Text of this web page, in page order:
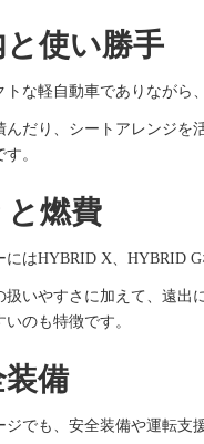
と使い勝手
トな軽自動車でありながら
んだり、シートアレンジを
。
と燃費
にはHYBRID X、HYBRID
扱いやすさに加えて、遠出
いのも特徴です。
装備
ジでも、安全装備や運転支